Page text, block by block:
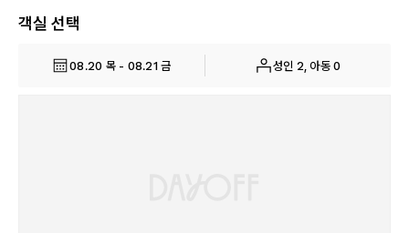
객실 선택
08.20 목 - 08.21 금 성인 2, 아동 0